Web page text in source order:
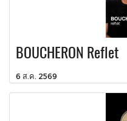
BOUCHERON Reflet
6 ส.ค. 2569